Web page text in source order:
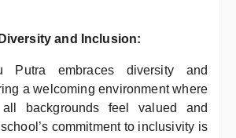
and Inclusion:
Putra embraces diversity and
a welcoming environment where
backgrounds feel valued and
commitment to inclusivity is